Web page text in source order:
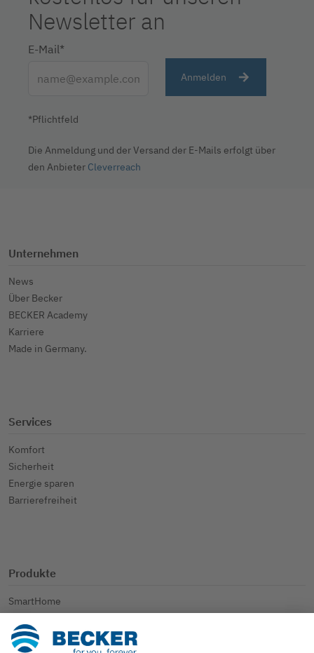
Newsletter an
E-Mail*
Anmelden
*Pflichtfeld
Die Anmeldung und der Versand der E-Mails erfolgt über
den Anbieter Cleverreach
Unternehmen
News
Über Becker
BECKER Academy
Karriere
Made in Germany.
Services
Komfort
Sicherheit
Energie sparen
Barrierefreiheit
Produkte
SmartHome
Sonnenschutz